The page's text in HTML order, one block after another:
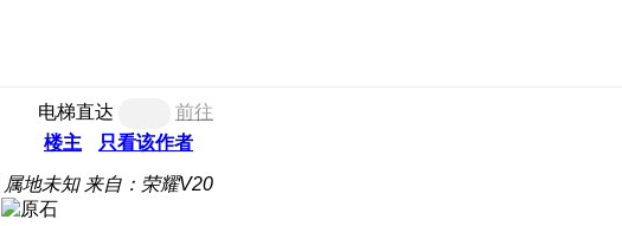
电梯直达
前往
楼主
只看该作者
属地未知 来自：荣耀V20